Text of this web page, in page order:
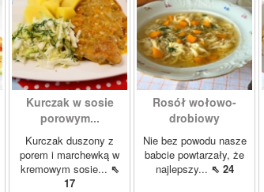
Kurczak w sosie
porowym...
Kurczak duszony z
porem i marchewką w
kremowym sosie... ⇖
17
Rosół wołowo-
drobiowy
Nie bez powodu nasze
babcie powtarzały, że
najlepszy... ⇖ 24